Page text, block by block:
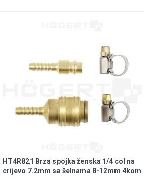
HT4R821 Brza spojka ženska 1/4 col na
crijevo 7.2mm sa šelnama 8-12mm 4kom